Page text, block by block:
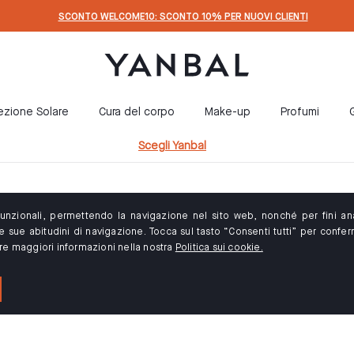
SCONTO WELCOME10: SCONTO 10% PER NUOVI CLIENTI
Solare Cura del corpo Make-up Profumi
Scegli Yanbal
permettendo la navigazione nel sito web, nonché per fini
abitudini di navigazione. Tocca sul tasto “Consenti tutti” per
maggiori informazioni nella nostra Politica sui cookie.